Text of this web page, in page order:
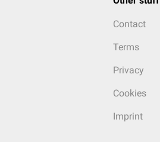
Contact
Terms
Privacy
Cookies
Imprint